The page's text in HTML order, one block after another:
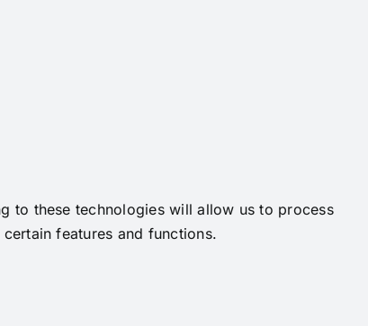
to these technologies will allow us to process
features and functions.